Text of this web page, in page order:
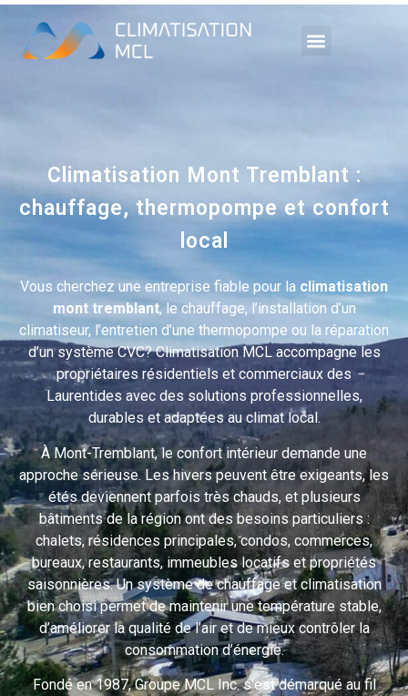
Tremblant
Climatisation Mont Tremblant :
chauffage, thermopompe et confort
local
Vous cherchez une entreprise fiable pour la climatisation
mont tremblant, le chauffage, l’installation d’un
climatiseur, l’entretien d’une thermopompe ou la réparation
d’un système CVC? Climatisation MCL accompagne les
propriétaires résidentiels et commerciaux des
Laurentides avec des solutions professionnelles,
durables et adaptées au climat local.
À Mont-Tremblant, le confort intérieur demande une
approche sérieuse. Les hivers peuvent être exigeants, les
étés deviennent parfois très chauds, et plusieurs
bâtiments de la région ont des besoins particuliers :
chalets, résidences principales, condos, commerces,
bureaux, restaurants, immeubles locatifs et propriétés
saisonnières. Un système de chauffage et climatisation
bien choisi permet de maintenir une température stable,
d’améliorer la qualité de l’air et de mieux contrôler la
consommation d’énergie.
Fondé en 1987, Groupe MCL Inc. s’est démarqué au fil